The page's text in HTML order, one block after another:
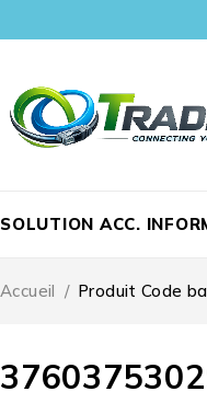
SOLUTION ACC.
Accueil / Produit Code